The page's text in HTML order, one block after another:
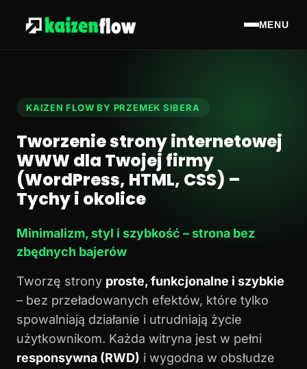
MENU
KAIZEN FLOW BY PRZEMEK SIBERA
Tworzenie strony internetowej
WWW dla Twojej firmy
(WordPress, HTML, CSS) –
Tychy i okolice
Minimalizm, styl i szybkość – strona bez
zbędnych bajerów
Tworzę strony proste, funkcjonalne i szybkie
– bez przeładowanych efektów, które tylko
spowalniają działanie i utrudniają życie
użytkownikom. Każda witryna jest w pełni
responsywna (RWD) i wygodna w obsłudze